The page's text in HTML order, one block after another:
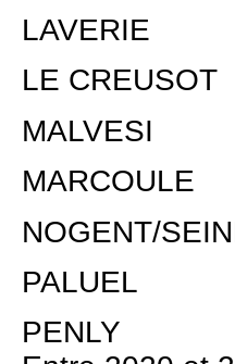
LAVERIE
LE CREUSOT
MALVESI
MARCOULE
NOGENT/
PALUEL
PENLY